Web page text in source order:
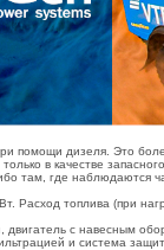
помощи дизеля. Это
в качестве
там, где наблюдаются
Расход топлива (при
с навесным
и система